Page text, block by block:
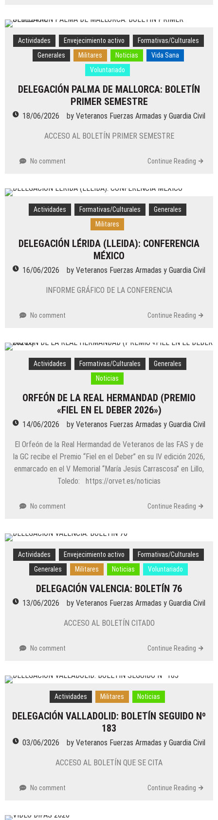
Actividades Envejecimiento activo
Formativas/Culturales
Generales
Militares Noticias
Vida Sana
Voluntariado
DELEGACIÓN PALMA DE MALLORCA: BOLETÍN
PRIMER SEMESTRE
18/06/2026 by Veteranos Fuerzas Armadas y Guardia Civil
ACCESO AL BOLETÍN PRIMER SEMESTRE
No comment Continue Reading
Actividades Formativas/Culturales
Generales
Militares
DELEGACIÓN LÉRIDA (LLEIDA): CONFERENCIA
MÉXICO
16/06/2026 by Veteranos Fuerzas Armadas y Guardia Civil
INFORME GRÁFICO DE LA CONFERENCIA
No comment Continue Reading
Actividades Formativas/Culturales
Generales
Noticias
ORFEÓN DE LA REAL HERMANDAD (PREMIO
«FIEL EN EL DEBER 2026»)
14/06/2026 by Veteranos Fuerzas Armadas y Guardia Civil
El Orfeón de la Real Hermandad de Veteranos de las FAS y de
la GC recibe el Premio “Fiel en el Deber” en su IV edición 2026,
enmarcado en el V Memorial “María Jesús Carrascosa” en Lillo,
Toledo: https://orvet.es/noticias
No comment Continue Reading
Actividades Envejecimiento activo
Formativas/Culturales
Generales
Militares Noticias Voluntariado
DELEGACIÓN VALENCIA: BOLETÍN 76
13/06/2026 by Veteranos Fuerzas Armadas y Guardia Civil
ACCESO AL BOLETÍN CITADO
No comment Continue Reading
Actividades Militares Noticias
DELEGACIÓN VALLADOLID: BOLETÍN SEGUIDO Nº
183
03/06/2026 by Veteranos Fuerzas Armadas y Guardia Civil
ACCESO AL BOLETÍN QUE SE CITA
No comment Continue Reading